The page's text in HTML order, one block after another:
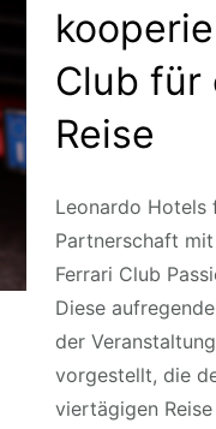
Club für
Reise
Leonardo Hotels
Partnerschaft
Ferrari Club
Diese
der
vorgestellt, die
viertägigen